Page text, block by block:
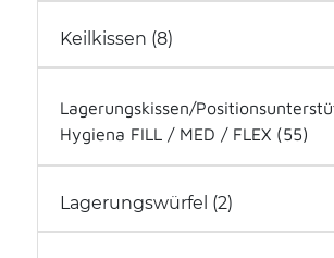
Royal Inspiration (4)
Softkissen (2)
Softline Nicky (9)
Keilkissen (8)
Lagerungskissen/
Hygiena FILL / MED / FLEX (55)
Oberkörper (12)
Rücken-/Bauch-/Seitenlage (11)
Lagerungswürfel (2)